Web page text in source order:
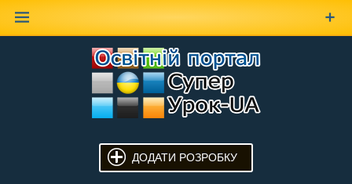
ДОДАТИ РОЗРОБКУ